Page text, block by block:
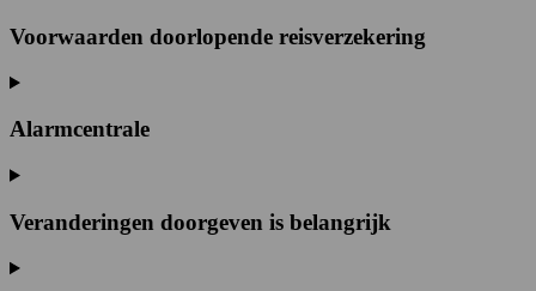
Voorwaarden doorlopende reisverzekering
Alarmcentrale
Veranderingen doorgeven is belangrijk